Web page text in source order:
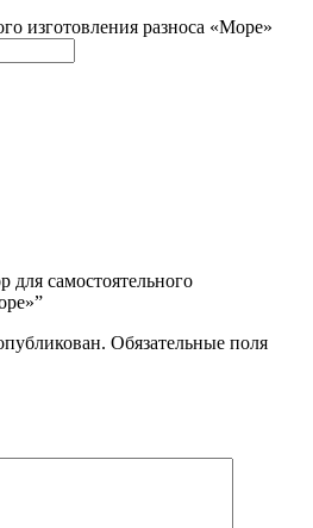
изготовления разноса «Море»
для самостоятельного
Обязательные поля